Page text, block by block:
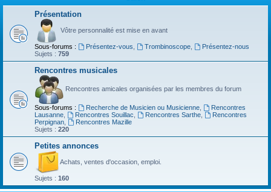
Présentation
Vôtre personnalité est mise en avant
Sous-forums : Présentez-vous Trombinoscope,
Présentez-nous
Sujets : 759
Rencontres musicales
Rencontres amicales organisées par les membres du forum
Sous-forums : Recherche de Musicien ou Musicienne,
Rencontres
Lausanne
Rencontres Souillac Rencontres Sarthe,
Rencontres
Perpignan
Rencontres Mazille
Sujets : 220
Petites annonces
Achats, ventes d'occasion, emploi.
Sujets : 160